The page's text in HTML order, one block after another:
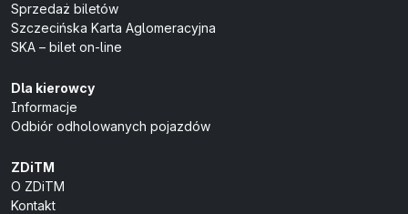
Sprzedaż biletów
Szczecińska Karta Aglomeracyjna
SKA – bilet on-line
Dla kierowcy
Informacje
Odbiór odholowanych pojazdów
ZDiTM
O ZDiTM
Kontakt